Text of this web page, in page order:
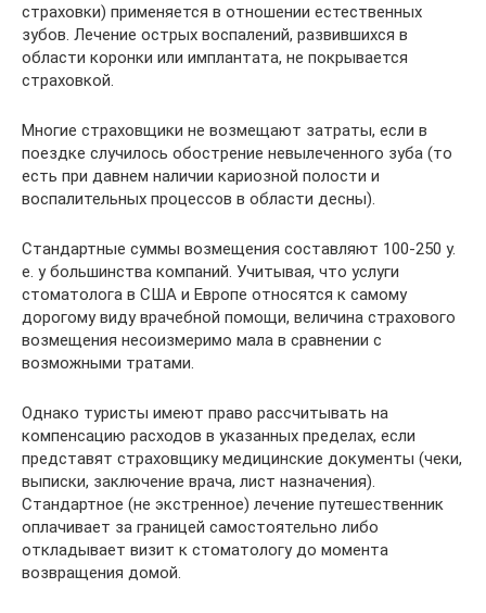
страховки) применяется в отношении естественных
зубов. Лечение острых воспалений, развившихся в
области коронки или имплантата, не покрывается
страховкой.
Многие страховщики не возмещают затраты, если в
поездке случилось обострение невылеченного зуба (то
есть при давнем наличии кариозной полости и
воспалительных процессов в области десны).
Стандартные суммы возмещения составляют 100-250 у.
е. у большинства компаний. Учитывая, что услуги
стоматолога в США и Европе относятся к самому
дорогому виду врачебной помощи, величина страхового
возмещения несоизмеримо мала в сравнении с
возможными тратами.
Однако туристы имеют право рассчитывать на
компенсацию расходов в указанных пределах, если
представят страховщику медицинские документы (чеки,
выписки, заключение врача, лист назначения).
Стандартное (не экстренное) лечение путешественник
оплачивает за границей самостоятельно либо
откладывает визит к стоматологу до момента
возвращения домой.